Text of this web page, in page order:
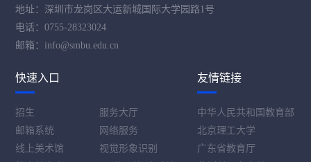
地址：深圳市龙岗区大运新城国际大学园路1号
电话：0755-28323024
邮箱：info@smbu.edu.cn
快速入口
招生
服务大厅
邮箱系统
网络服务
线上美术馆
视觉形象识别
友情链接
中华人民共和国教育部
北京理工大学
广东省教育厅